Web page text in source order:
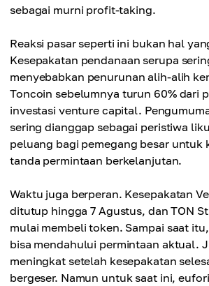
sebagai murni profit-taking.
Reaksi pasar seperti ini bukan hal
Kesepakatan pendanaan serupa
menyebabkan penurunan alih-alih
Toncoin sebelumnya turun 60% dari
investasi venture capital.
sering dianggap sebagai peristiwa
peluang bagi pemegang besar untuk
tanda permintaan berkelanjutan.
Waktu juga berperan. Kesepakatan
ditutup hingga 7 Agustus, dan TON
mulai membeli token. Sampai saat
bisa mendahului permintaan aktual.
meningkat setelah kesepakatan
bergeser. Namun untuk saat ini,